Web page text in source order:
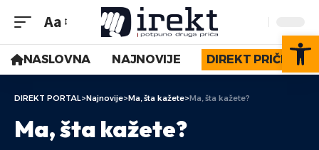
Aa
NASLOVNA NAJNOVIJE DIREKT PRIČE
DIREKT PORTAL>Najnovije>Ma, šta kažete>Ma, šta kažete?
Ma, šta kažete?